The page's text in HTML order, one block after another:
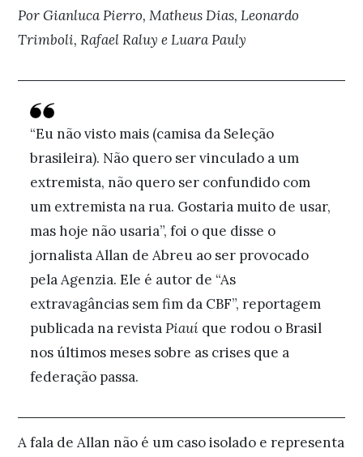
Por Gianluca Pierro, Matheus Dias, Leonardo
Trimboli, Rafael Raluy e Luara Pauly
“Eu não visto mais (camisa da Seleção
brasileira). Não quero ser vinculado a um
extremista, não quero ser confundido com
um extremista na rua. Gostaria muito de usar,
mas hoje não usaria”, foi o que disse o
jornalista Allan de Abreu ao ser provocado
pela Agenzia. Ele é autor de “As
extravagâncias sem fim da CBF”, reportagem
publicada na revistaPiauí que rodou o Brasil
nos últimos meses sobre as crises que a
federação passa.
A fala de Allan não é um caso isolado e representa